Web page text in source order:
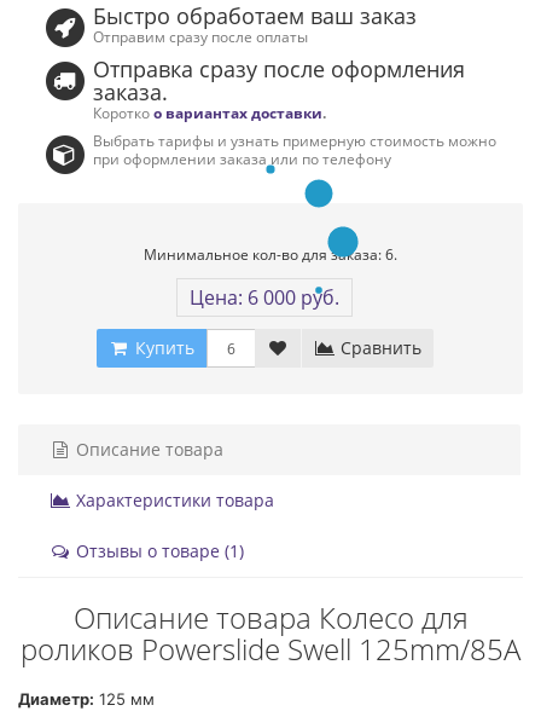
Быстро обработаем ваш заказ
Отправим сразу после оплаты
Отправка сразу после оформления
заказа.
Короткоо вариантах доставки.
Выбрать тарифы и узнать примерную стоимость можно
при оформлении заказа или по телефону
Минимальное кол-во для заказа: 6.
Цена: 6 000 руб.
Купить Сравнить
Описание товара
Характеристики товара
Отзывы о товаре (1)
Описание товара Колесо для
роликов Powerslide Swell 125mm/85A
Диаметр: 125 мм